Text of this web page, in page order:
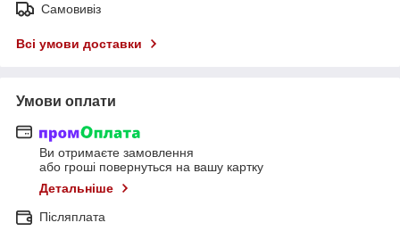
Самовивіз
Всі умови доставки
Умови оплати
Ви отримаєте замовлення
або гроші повернуться на вашу картку
Детальніше
Післяплата